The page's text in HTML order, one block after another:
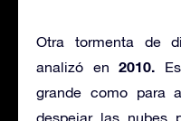
Otra tormenta de
analizó en2010.
grande como para
despejar las nubes